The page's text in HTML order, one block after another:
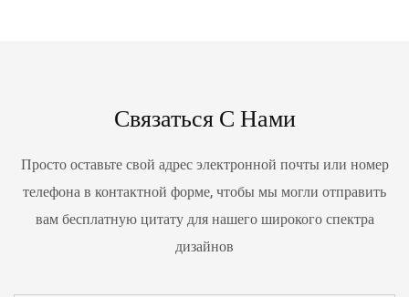
Связаться С Нами
Просто оставьте свой адрес электронной почты или номер
телефона в контактной форме, чтобы мы могли отправить
вам бесплатную цитату для нашего широкого спектра
дизайнов